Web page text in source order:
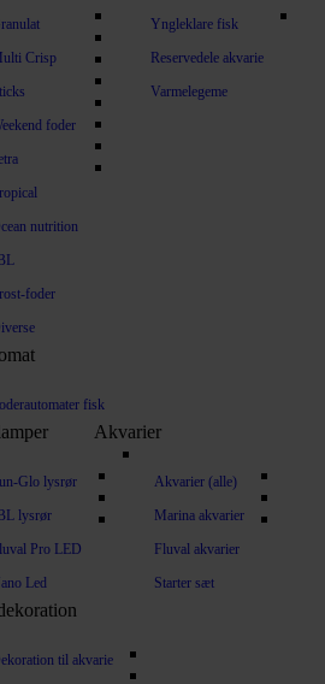
Crisp
foder
nutrition
foder
Yngleklare fisk
Reservedele akvarie
Varmelegeme
fisk
Glo lysrør
lysrør
Pro LED
Led
Akvarier
Akvarier (alle)
Marina akvarier
Fluval akvarier
Starter sæt
til akvarie